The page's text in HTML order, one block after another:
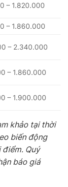
– 1.820.000
– 1.860.000
– 2.340.000
– 1.860.000
– 1.900.000
khảo tại thời
biến động
Quý
báo giá